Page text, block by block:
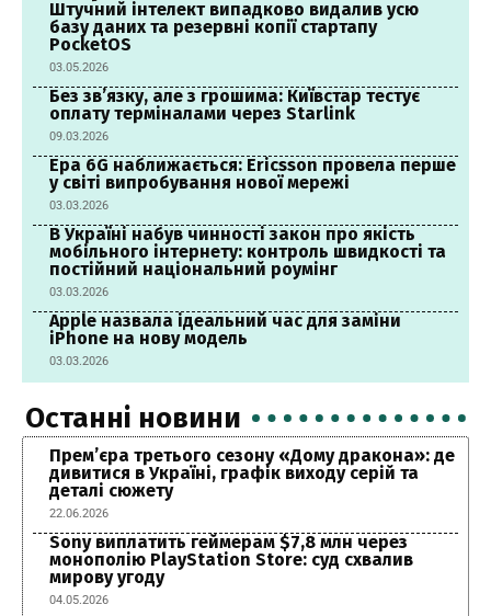
Штучний інтелект випадково видалив усю
базу даних та резервні копії стартапу
PocketOS
03.05.2026
Без зв’язку, але з грошима: Київстар тестує
оплату терміналами через Starlink
09.03.2026
Ера 6G наближається: Ericsson провела перше
у світі випробування нової мережі
03.03.2026
В Україні набув чинності закон про якість
мобільного інтернету: контроль швидкості та
постійний національний роумінг
03.03.2026
Apple назвала ідеальний час для заміни
iPhone на нову модель
03.03.2026
Останні новини
Прем’єра третього сезону «Дому дракона»: де
дивитися в Україні, графік виходу серій та
деталі сюжету
22.06.2026
Sony виплатить геймерам $7,8 млн через
монополію PlayStation Store: суд схвалив
мирову угоду
04.05.2026